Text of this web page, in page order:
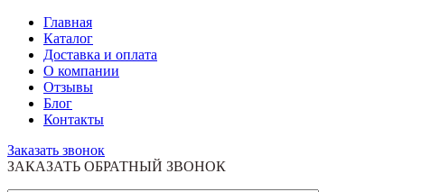
Главная
Каталог
Доставка и оплата
О компании
Отзывы
Блог
Контакты
Заказать звонок
ЗАКАЗАТЬ ОБРАТНЫЙ ЗВОНОК